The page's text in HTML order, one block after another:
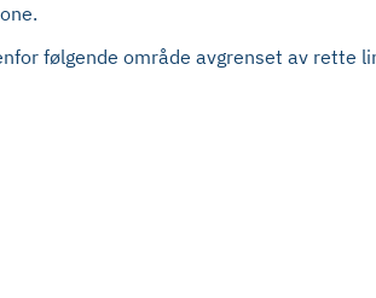
følgende område avgrenset av rette